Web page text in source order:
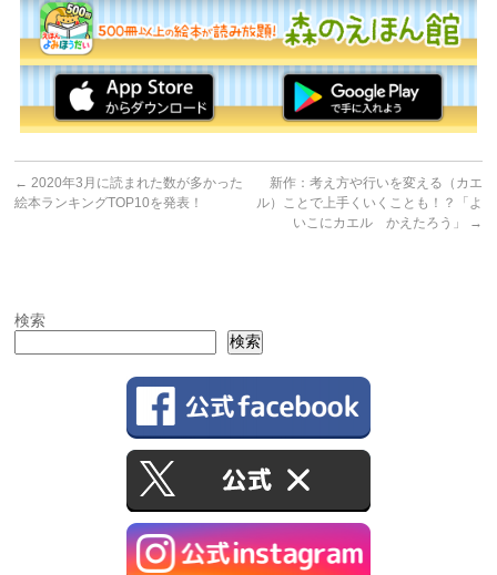
← 2020年3月に読まれた数が多かった
絵本ランキングTOP10を発表！
新作：考え方や行いを変える（カエ
ル）ことで上手くいくことも！？「よ
いこにカエル かえたろう」
→
検索
検索